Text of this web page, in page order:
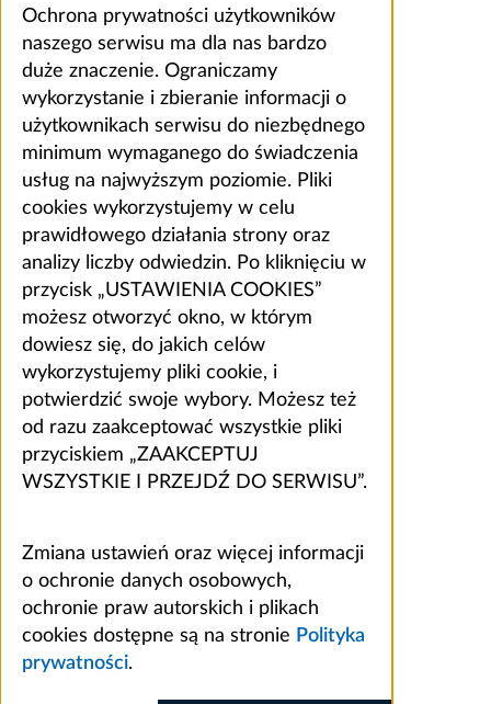
Ochrona prywatności użytkowników
naszego serwisu ma dla nas bardzo
duże znaczenie. Ograniczamy
wykorzystanie i zbieranie informacji o
użytkownikach serwisu do niezbędnego
minimum wymaganego do świadczenia
usług na najwyższym poziomie. Pliki
cookies wykorzystujemy w celu
prawidłowego działania strony oraz
analizy liczby odwiedzin. Po kliknięciu w
przycisk „USTAWIENIA COOKIES”
możesz otworzyć okno, w którym
dowiesz się, do jakich celów
wykorzystujemy pliki cookie, i
potwierdzić swoje wybory. Możesz też
od razu zaakceptować wszystkie pliki
przyciskiem „ZAAKCEPTUJ
WSZYSTKIE I PRZEJDŹ DO SERWISU”.
Zmiana ustawień oraz więcej informacji
o ochronie danych osobowych,
ochronie praw autorskich i plikach
cookies dostępne są na stronie Polityka
prywatności.